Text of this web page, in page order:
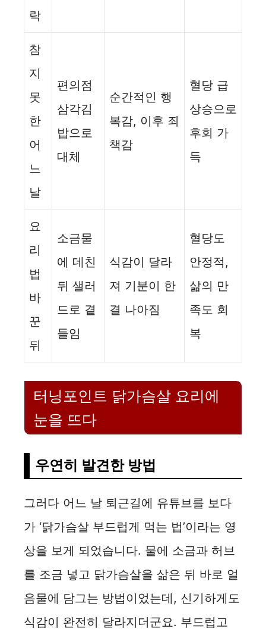
락
참
지
못
한
어
느
날
편의점
삼각김
밥으로
대체
순간적인 행
복감, 이후 죄
책감
혈당 급
상승으로
후회 가
득
요
리
법
바
꾼
뒤
소금물
에 데친
뒤 샐러
드로 곁
들임
식감이 달라
져 기분이 한
결 나아짐
혈당도
안정적,
삶의 만
족도 회
복
터닝포인트 닭가슴살 요리에
눈을 뜨다
우연히 발견한 방법
그러다 어느 날 퇴근길에 유튜브를 보다
가 ‘닭가슴살 부드럽게 먹는 법’이라는 영
상을 보게 되었습니다. 물에 소금과 허브
를 조금 넣고 닭가슴살을 삶은 뒤 바로 얼
음물에 담그는 방법이었는데, 신기하게도
식감이 완전히 달라지더군요. 부드럽고